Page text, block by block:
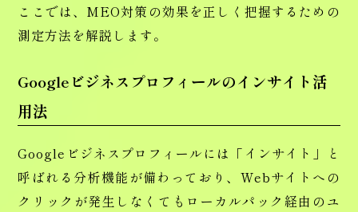
ここでは、MEO対策の効果を正しく把握するための
測定方法を解説します。
Googleビジネスプロフィールのインサイト活
用法
Googleビジネスプロフィールには「インサイト」と
呼ばれる分析機能が備わっており、Webサイトへの
クリックが発生しなくてもローカルパック経由のユ